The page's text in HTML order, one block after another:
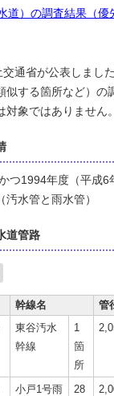
道）の調査結果（優
通省が公表しまし
似する箇所など）の
象ではありません。
つ1994年度（平成6
水管と雨水管）
道管路
幹線名 管
東谷汚水
幹線
1
箇
所
小戸1号雨
28